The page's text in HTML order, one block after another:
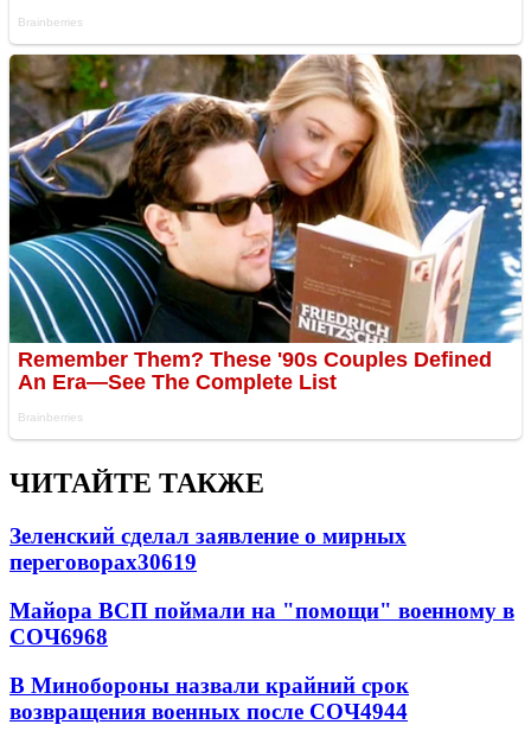
ЧИТАЙТЕ ТАКЖЕ
Зеленский сделал заявление о мирных
переговорах30619
Майора ВСП поймали на "помощи" военному в
СОЧ6968
В Минобороны назвали крайний срок
возвращения военных после СОЧ4944